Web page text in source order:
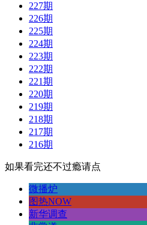
227期
226期
225期
224期
223期
222期
221期
220期
219期
218期
217期
216期
如果看完还不过瘾请点
微播炉
图热NOW
新华调查